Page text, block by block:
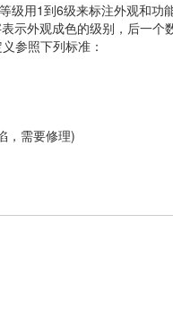
级用1到6级来标注外观和功
示外观成色的级别，后一个
参照下列标准：
，需要修理)